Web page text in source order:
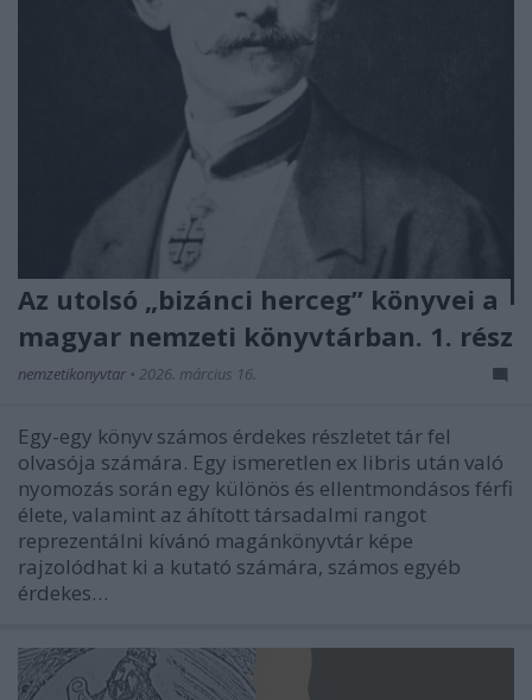
Az utolsó „bizánci herceg” könyvei a
magyar nemzeti könyvtárban. 1. rész
nemzetikonyvtar • 2026. március 16.
Egy-egy könyv számos érdekes részletet tár fel
olvasója számára. Egy ismeretlen ex libris után való
nyomozás során egy különös és ellentmondásos férfi
élete, valamint az áhított társadalmi rangot
reprezentálni kívánó magánkönyvtár képe
rajzolódhat ki a kutató számára, számos egyéb
érdekes…